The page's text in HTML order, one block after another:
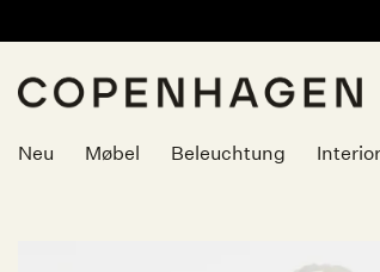
Inhalt
springen
Neu
Møbel Beleuchtung Interior